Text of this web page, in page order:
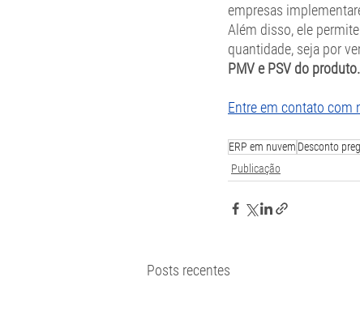
empresas
Além disso, ele
quantidade, seja por
PMV e PSV do produto.
Entre em contato com
ERP em nuvem Desconto
Publicação
Posts recentes